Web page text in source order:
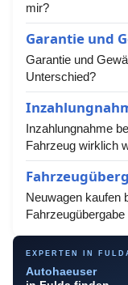
mir?
Garantie und
Garantie und
Unterschied?
Inzahlungnahme
Fahrzeug wirklich
Neuwagen kaufen
Fahrzeugübergabe
EXPERTEN IN
Autohaeuser